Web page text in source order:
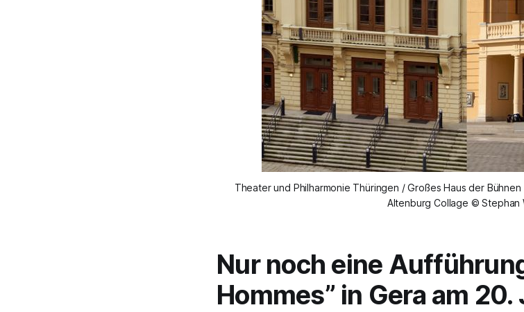
Theater und Philharmonie Thüringen / Großes Haus der
Altenburg Collage © Stephan
Nur noch eine
Hommes” in Gera am 20.